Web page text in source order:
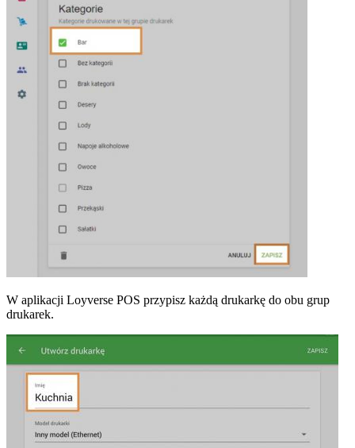
W aplikacji Loyverse POS przypisz każdą drukarkę do obu grup
drukarek.